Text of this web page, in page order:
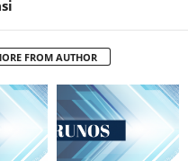
FROM AUTHOR